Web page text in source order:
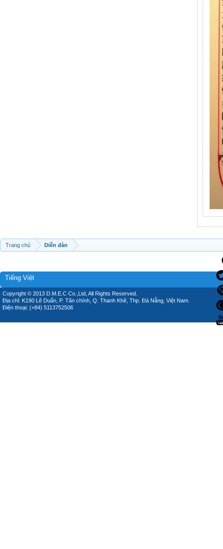
Trang chủ Diễn đàn
Tiếng Việt
Copyright © 2013 D.M.E.C Co.,Ltd, All Rights Reserved.
Địa chỉ: K190 Lê Duẩn, P. Tân chính, Q. Thanh Khê, Thp. Đà Nẵng, Việt Nam.
Điện thoại: (+84) 5113752506